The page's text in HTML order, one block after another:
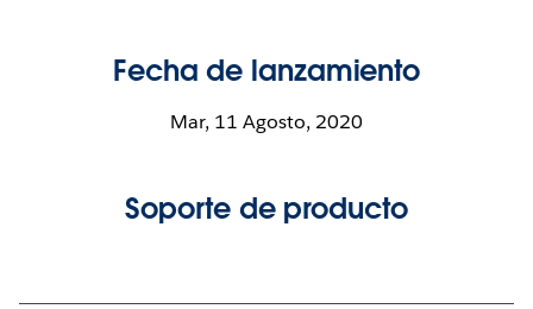
Fecha de lanzamiento
Mar, 11 Agosto, 2020
Soporte de producto